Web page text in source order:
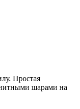
Простая
шарами на